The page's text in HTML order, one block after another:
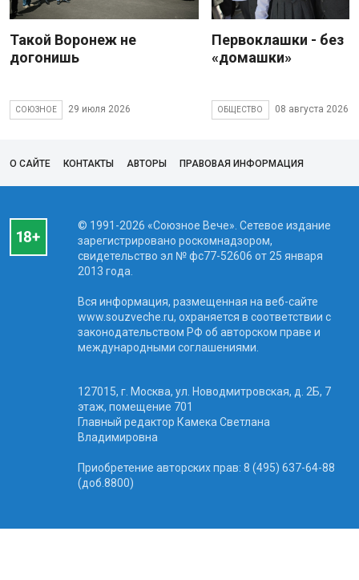
Такой Воронеж не
догонишь
СОЮЗНОЕ 29 июля 2026
Первоклашки - без
«домашки»
ОБЩЕСТВО 08 августа 2026
О САЙТЕ КОНТАКТЫ АВТОРЫ ПРАВОВАЯ ИНФОРМАЦИЯ
© 1991-2026 «Союзное Вече». Сетевое издание
зарегистрировано роскомнадзором,
свидетельство эл № фc77-52606 от 25 января
2013 года.
Вся информация, размещенная на веб-сайте
www.souzveche.ru, охраняется в соответствии с
законодательством РФ об авторском праве и
международными соглашениями.
127015, г. Москва, ул. Новодмитровская, д. 2Б, 7
этаж, помещение 701
Главный редактор Камека Светлана
Владимировна
Приобретение авторских прав: 8 (495) 637-64-88
(доб.8800)